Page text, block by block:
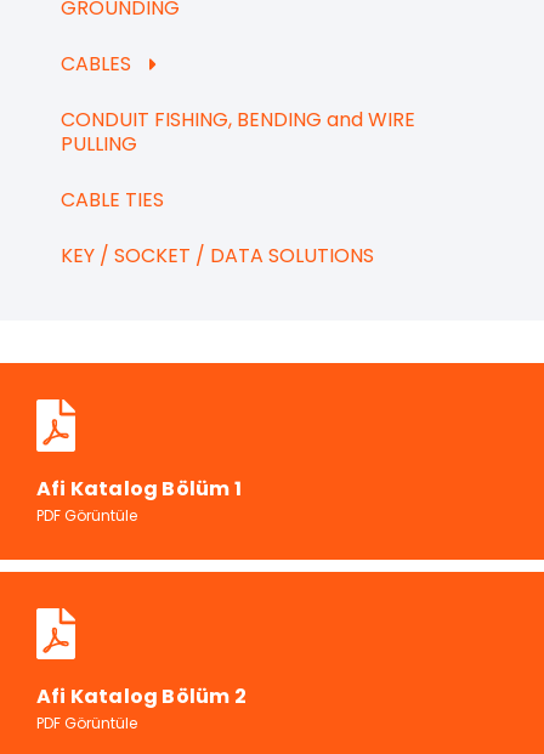
GROUNDING
CABLES
CONDUIT FISHING, BENDING and WIRE
PULLING
CABLE TIES
KEY / SOCKET / DATA SOLUTIONS
Afi Katalog Bölüm 1
PDF Görüntüle
Afi Katalog Bölüm 2
PDF Görüntüle